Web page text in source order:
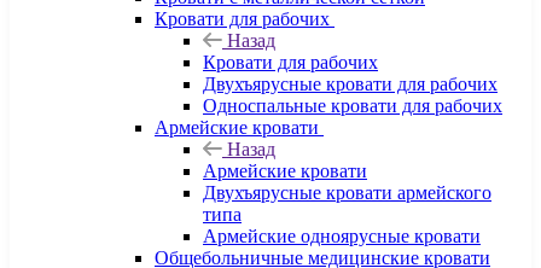
Кровати для рабочих
Назад
Кровати для рабочих
Двухъярусные кровати для рабочих
Односпальные кровати для рабочих
Армейские кровати
Назад
Армейские кровати
Двухъярусные кровати армейского
типа
Армейские одноярусные кровати
Общебольничные медицинские кровати